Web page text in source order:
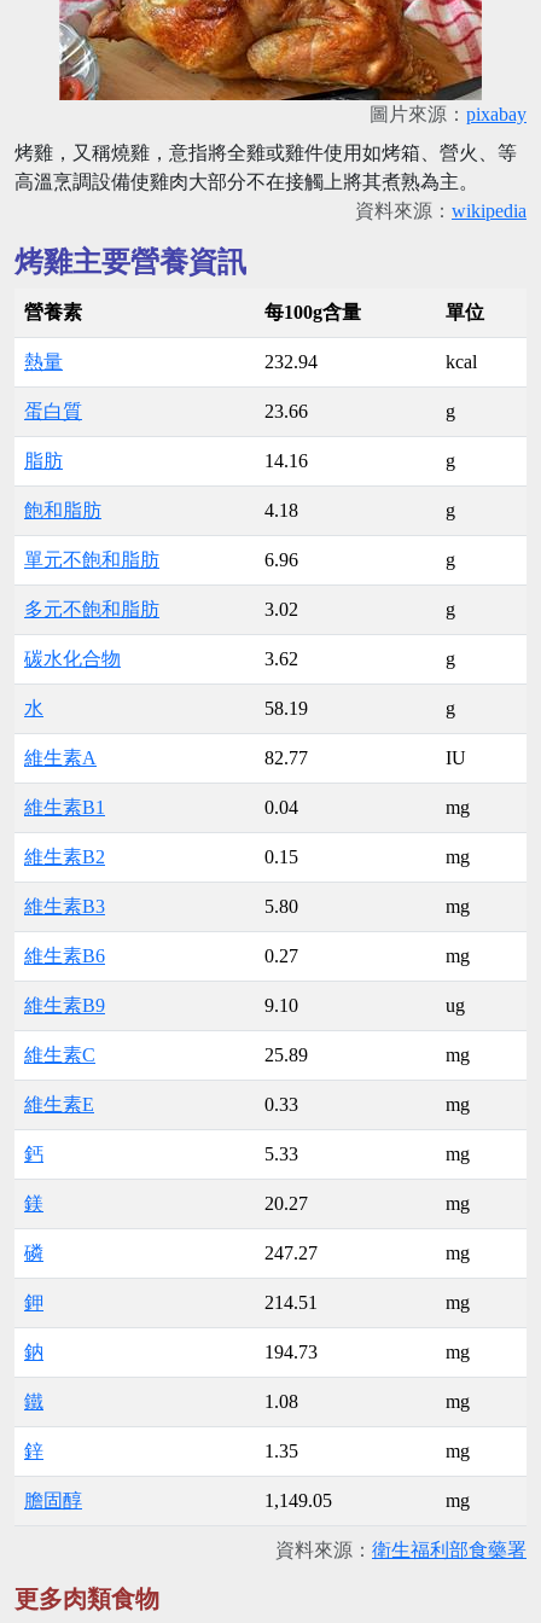
圖片來源： pixabay
烤雞，又稱燒雞，意指將全雞或雞件使用如烤箱、營火、等
高溫烹調設備使雞肉大部分不在接觸上將其煮熟為主。
資料來源： wikipedia
烤雞主要營養資訊
營養素 每100g含量 單位
熱量 232.94 kcal
蛋白質 23.66 g
脂肪 14.16 g
飽和脂肪 4.18 g
單元不飽和脂肪 6.96 g
多元不飽和脂肪 3.02 g
碳水化合物 3.62 g
水 58.19 g
維生素A 82.77 IU
維生素B1 0.04 mg
維生素B2 0.15 mg
維生素B3 5.80 mg
維生素B6 0.27 mg
維生素B9 9.10 ug
維生素C 25.89 mg
維生素E 0.33 mg
鈣 5.33 mg
鎂 20.27 mg
磷 247.27 mg
鉀 214.51 mg
鈉 194.73 mg
鐵 1.08 mg
鋅 1.35 mg
膽固醇 1,149.05 mg
資料來源： 衛生福利部食藥署
更多肉類食物